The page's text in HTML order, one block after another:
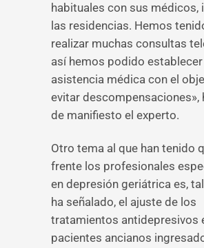
habituales con sus médicos,
las residencias. Hemos
realizar muchas consultas
así hemos podido establecer
asistencia médica con el
evitar descompensaciones»,
de manifiesto el experto.
Otro tema al que han tenido
frente los profesionales
en depresión geriátrica es,
ha señalado, el ajuste de los
tratamientos antidepresivos
pacientes ancianos